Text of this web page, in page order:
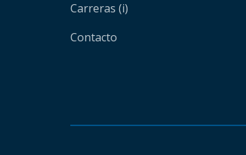
Carreras (i)
Contacto